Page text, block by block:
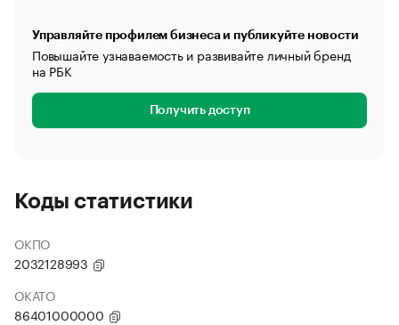
Управляйте профилем бизнеса и публикуйте новости
Повышайте узнаваемость и развивайте личный бренд
на РБК
Получить доступ
Коды статистики
ОКПО
2032128993
ОКАТО
86401000000